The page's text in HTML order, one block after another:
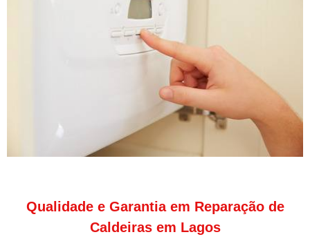
Qualidade e Garantia em Reparação de
Caldeiras em Lagos